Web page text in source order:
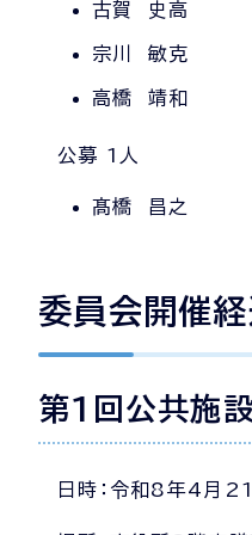
古賀 史高
宗川 敏克
高橋 靖和
公募 1人
髙橋 昌之
委員会開催経
第1回公共施
日時：令和8年4月21